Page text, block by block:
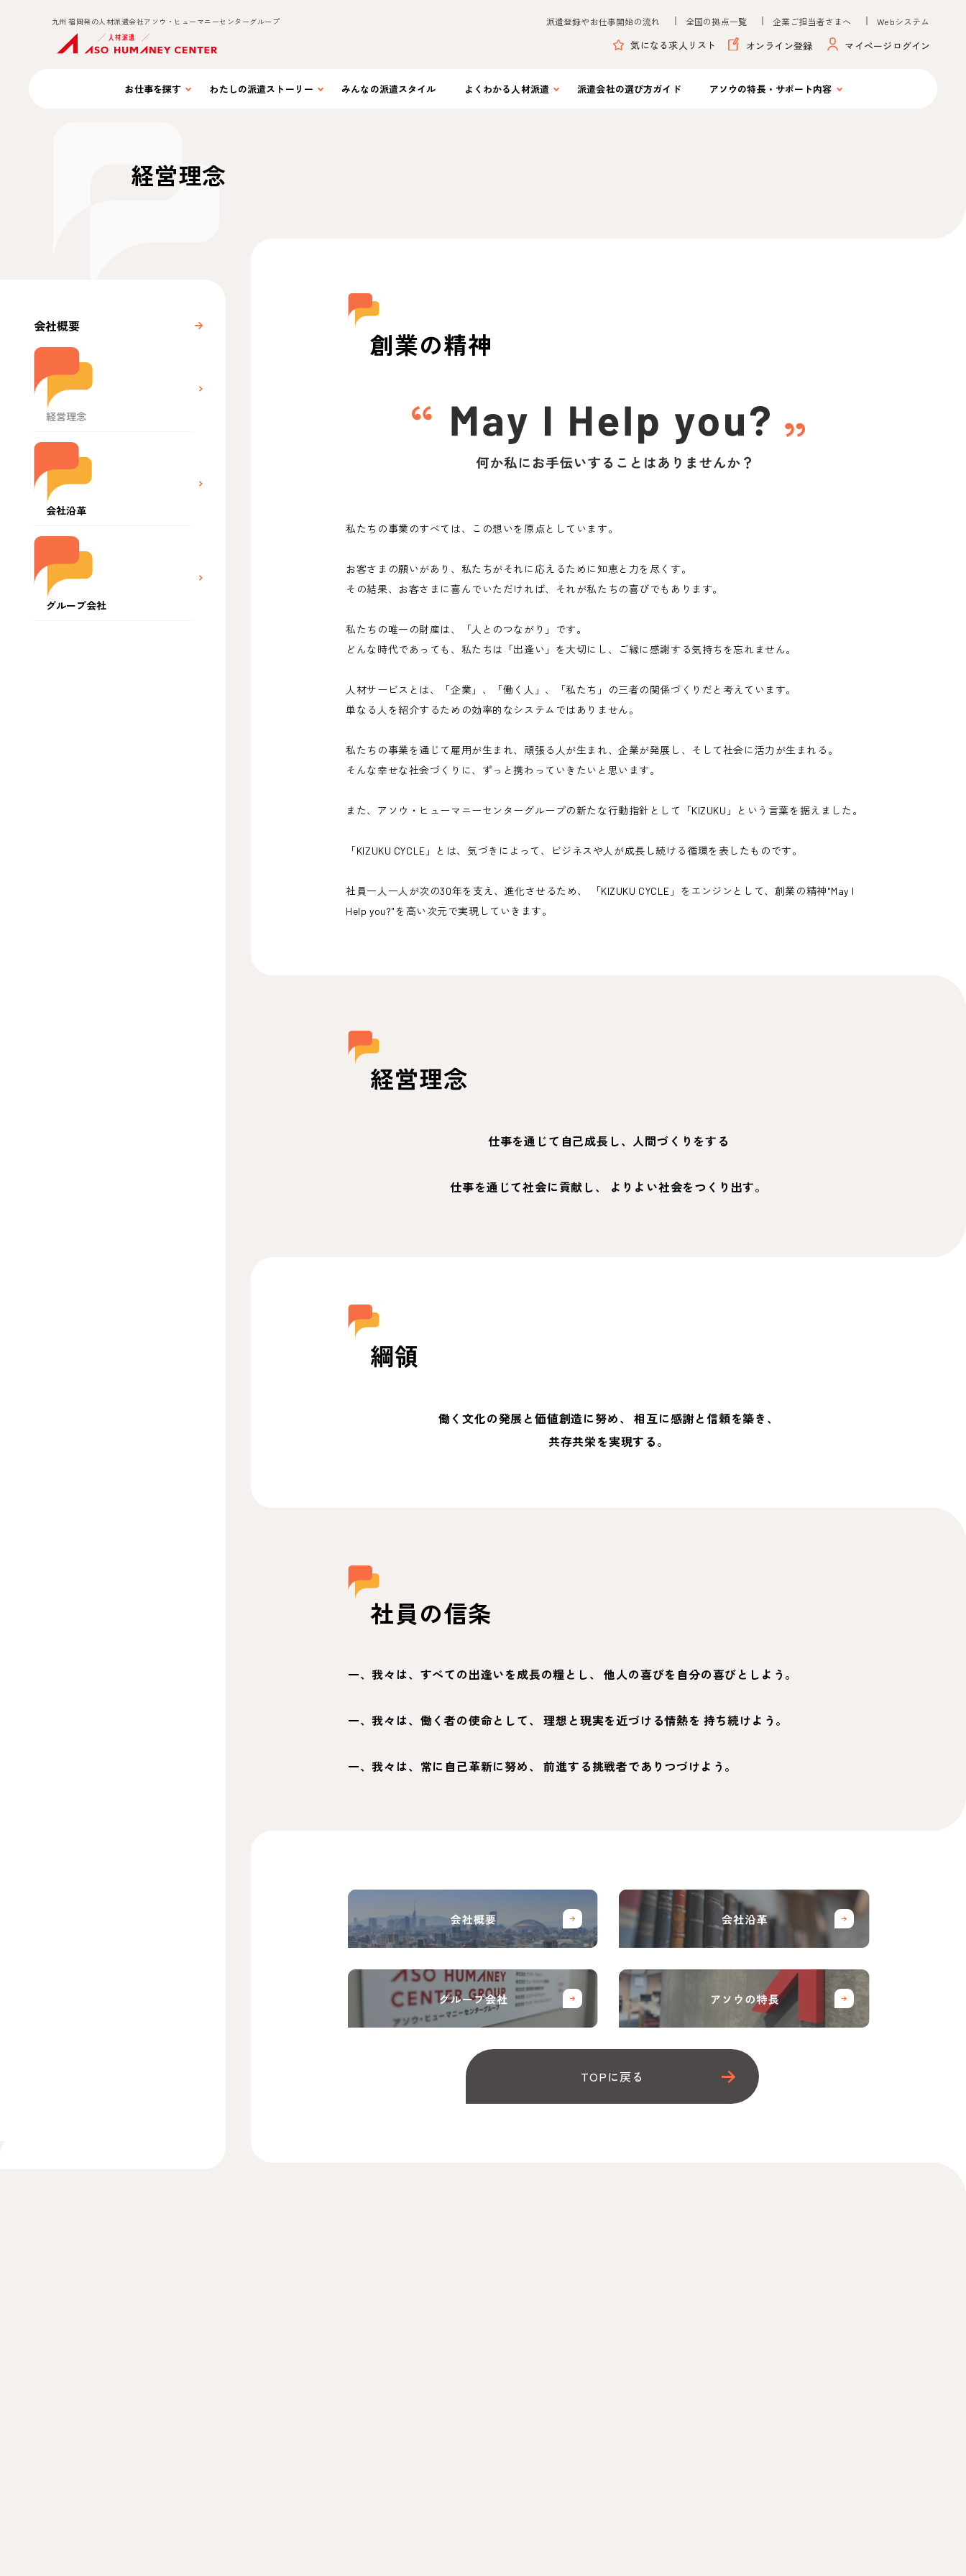
九州 福岡発の人材派遣会社アソウ・ヒューマニーセンターグループ 派遣登録やお仕事開始の流れ 全国の拠点一覧 企業ご担当者さまへ Webシステム
気になる求人リスト オンライン登録 マイページログイン
お仕事を探す わたしの派遣ストーリー みんなの派遣スタイル よくわかる 人材派遣 派遣会社の選び方ガイド アソウの特長・サポート内容
経営理念
会社概要
経営理念
会社沿革
グループ会社
創業の精神
私たちの事業のすべては、この想いを原点としています。
お客さまの願いがあり、私たちがそれに応えるために知恵と力を尽くす。
その結果、お客さまに喜んでいただければ、それが私たちの喜びでもあります。
私たちの唯一の財産は、「人とのつながり」です。
どんな時代であっても、私たちは「出逢い」を大切にし、ご縁に感謝する気持ちを忘れません。
人材サービスとは、「企業」、「働く人」、「私たち」の三者の関係づくりだと考えています。
単なる人を紹介するための効率的なシステムではありません。
私たちの事業を通じて雇用が生まれ、頑張る人が生まれ、企業が発展し、そして社会に活力が生まれる。
そんな幸せな社会づくりに、ずっと携わっていきたいと思います。
また、アソウ・ヒューマニーセンターグループの新たな行動指針として「KIZUKU」という言葉を据えました。
「KIZUKU CYCLE」とは、気づきによって、ビジネスや人が成長し続ける循環を表したものです。
社員一人一人が次の30年を支え、進化させるため、 「KIZUKU CYCLE」をエンジンとして、創業の精神"May I
Help you?"を高い次元で実現していきます。
経営理念
仕事を通じて自己成長し、人間づくりをする
仕事を通じて社会に貢献し、 よりよい社会をつくり出す。
綱領
働く文化の発展と価値創造に努め、
相互に感謝と信頼を築き、
共存共栄を実現する。
社員の信条
一、我々は、すべての出逢いを成長の糧とし、 他人の喜びを自分の喜びとしよう。
一、我々は、働く者の使命として、 理想と現実を近づける情熱を 持ち続けよう。
一、我々は、常に自己革新に努め、 前進する挑戦者でありつづけよう。
TOPに戻る